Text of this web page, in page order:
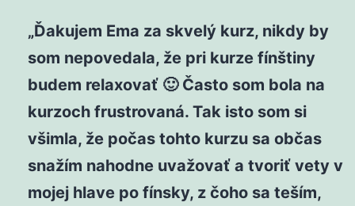
„Ďakujem Ema za skvelý kurz, nikdy by
som nepovedala, že pri kurze fínštiny
budem relaxovať 🙂 Často som bola na
kurzoch frustrovaná. Tak isto som si
všimla, že počas tohto kurzu sa občas
snažím nahodne uvažovať a tvoriť vety v
mojej hlave po fínsky, z čoho sa teším,